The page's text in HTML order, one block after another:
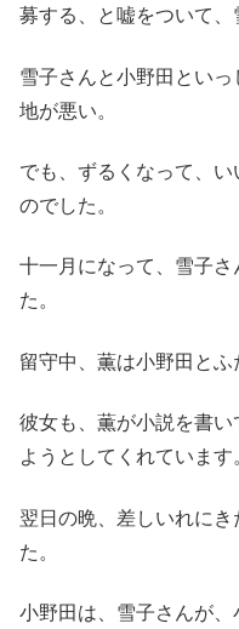
募する、と嘘をついて、
雪子さんと小野田とい
地が悪い。
でも、ずるくなって、
のでした。
十一月になって、雪子
た。
留守中、薫は小野田とふ
彼女も、薫が小説を書
ようとしてくれています
翌日の晩、差しいれに
た。
小野田は、雪子さんが